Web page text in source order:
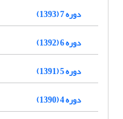
دوره 7 (1393)
دوره 6 (1392)
دوره 5 (1391)
دوره 4 (1390)